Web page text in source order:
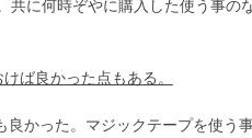
共に何時ぞやに購入した使う事の
ば良かった点もある。
良かった。マジックテープを使う